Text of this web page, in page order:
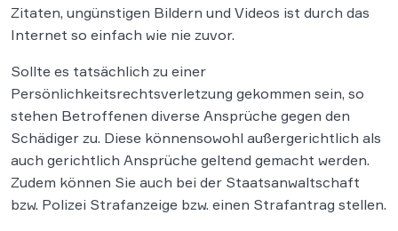
Zitaten, ungünstigen Bildern und Videos ist durch das
Internet so einfach wie nie zuvor.
Sollte es tatsächlich zu einer
Persönlichkeitsrechtsverletzung gekommen sein, so
stehen Betroffenen diverse Ansprüche gegen den
Schädiger zu. Diese könnensowohl außergerichtlich als
auch gerichtlich Ansprüche geltend gemacht werden.
Zudem können Sie auch bei der Staatsanwaltschaft
bzw. Polizei Strafanzeige bzw. einen Strafantrag stellen.